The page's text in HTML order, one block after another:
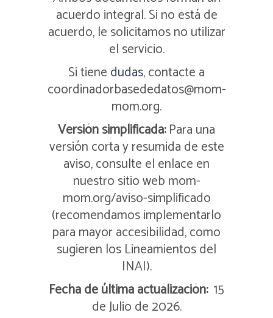
acuerdo integral. Si no está de
acuerdo, le solicitamos no utilizar
el servicio.
Si tiene dudas, contacte a
coordinadorbasededatos@mom-
mom.org.
Versión simplificada:Para una
versión corta y resumida de este
aviso, consulte el enlace en
nuestro sitio web mom-
mom.org/aviso-simplificado
(recomendamos implementarlo
para mayor accesibilidad, como
sugieren los Lineamientos del
INAI).
Fecha de última actualización: 15
de Julio de 2026.